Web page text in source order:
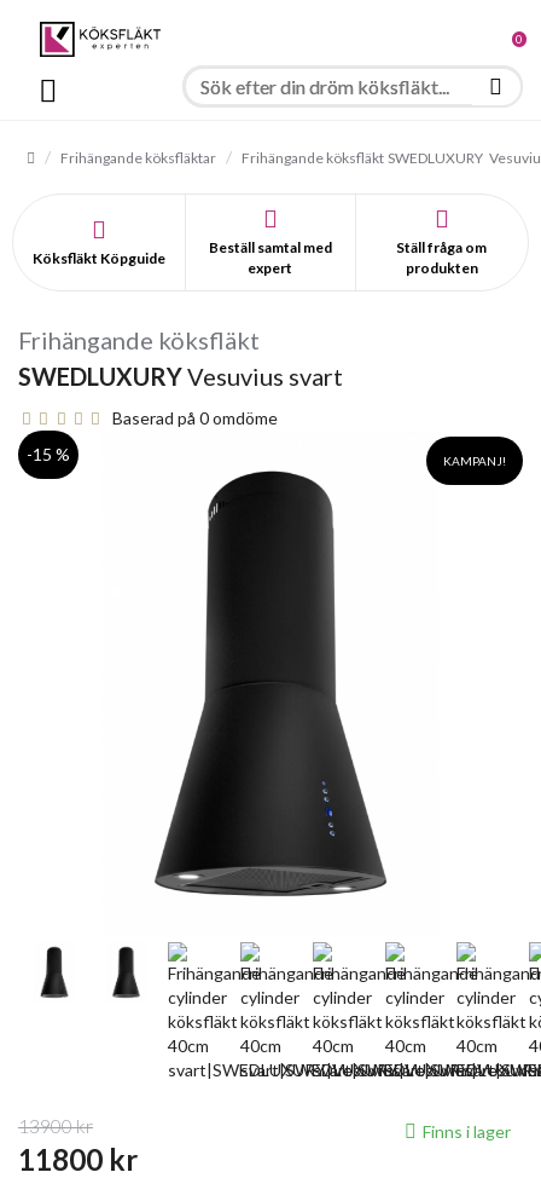
0
Frihängande köksfläktar Frihängande köksfläkt SWEDLUXURY
Köksfläkt Köpguide
Beställ samtal med
expert
Ställ fråga om
produkten
Frihängande köksfläkt
SWEDLUXURYVesuvius svart
Baserad på 0 omdöme
KAMPANJ!
-15 %
11800 kr
13900 kr Finns i lager